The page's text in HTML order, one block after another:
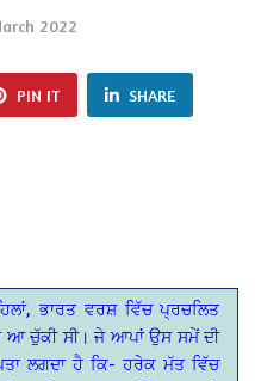
2022
PIN IT SHARE
ਭਾਰਤ ਵਰਸ਼ ਵਿੱਚ ਪ੍ਰਚਲਿਤ
ਆ ਚੁੱਕੀ ਸੀ। ਜੇ ਆਪਾਂ ਉਸ ਸਮੇਂ ਦੀ
ਲਗਦਾ ਹੈ ਕਿ- ਹਰੇਕ ਮੱਤ ਵਿੱਚ